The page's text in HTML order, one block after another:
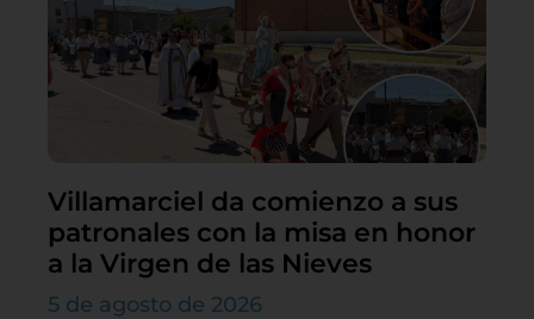
Villamarciel da comienzo a sus
patronales con la misa en honor
a la Virgen de las Nieves
5 de agosto de 2026